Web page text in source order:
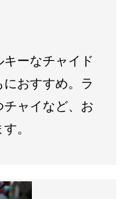
ーなチャイド
おすすめ。ラ
ャイなど、お
。